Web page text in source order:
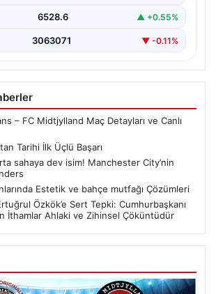
6528.6 ▲ +0.55%
3063071 ▼ -0.11%
– FC Midtjylland Maç Detayları ve Canlı
Tarihi İlk Üçlü Başarı
sahaya dev isim! Manchester City’nin
Estetik ve bahçe mutfağı Çözümleri
Özkök’e Sert Tepki: Cumhurbaşkanı
İthamlar Ahlaki ve Zihinsel Çöküntüdür